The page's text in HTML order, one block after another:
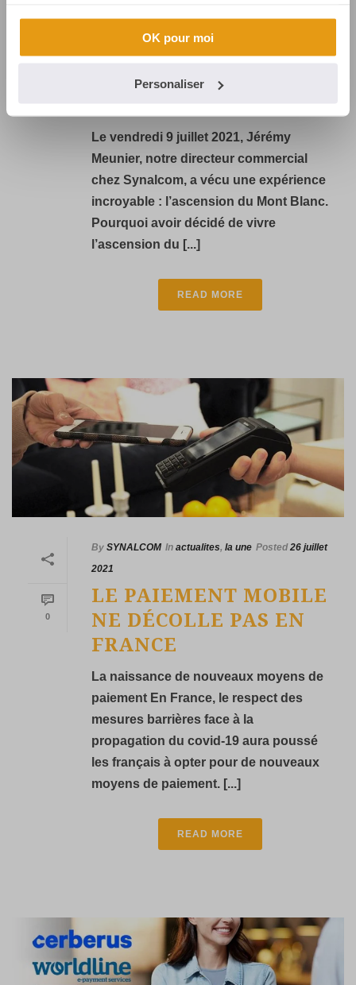
OK pour moi
Personaliser
SYNALCOM AU
SOMMET DU MONT
Le vendredi 9 juillet 2021, Jérémy
Meunier, notre directeur commercial
chez Synalcom, a vécu une expérience
incroyable : l’ascension du Mont Blanc.
Pourquoi avoir décidé de vivre
l’ascension du [...]
READ MORE
0
By SYNALCOM In actualites, la une Posted 26 juillet
2021
LE PAIEMENT MOBILE
NE DÉCOLLE PAS EN
FRANCE
La naissance de nouveaux moyens de
paiement En France, le respect des
mesures barrières face à la
propagation du covid-19 aura poussé
les français à opter pour de nouveaux
moyens de paiement. [...]
READ MORE